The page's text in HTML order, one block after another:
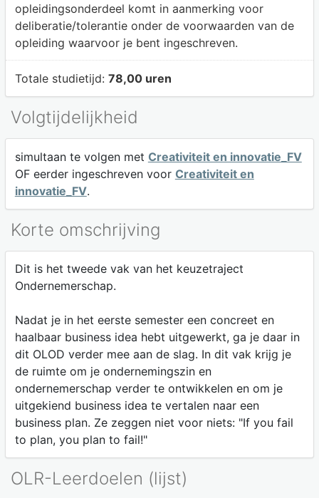
opleidingsonderdeel komt in aanmerking voor
deliberatie/tolerantie onder de voorwaarden van de
opleiding waarvoor je bent ingeschreven.
Totale studietijd: 78,00 uren
Volgtijdelijkheid
simultaan te volgen met Creativiteit en innovatie_FV
OF eerder ingeschreven voor Creativiteit en
innovatie_FV.
Korte omschrijving
Dit is het tweede vak van het keuzetraject
Ondernemerschap.
Nadat je in het eerste semester een concreet en
haalbaar business idea hebt uitgewerkt, ga je daar in
dit OLOD verder mee aan de slag. In dit vak krijg je
de ruimte om je ondernemingszin en
ondernemerschap verder te ontwikkelen en om je
uitgekiend business idea te vertalen naar een
business plan. Ze zeggen niet voor niets: "If you fail
to plan, you plan to fail!"
OLR-Leerdoelen (lijst)